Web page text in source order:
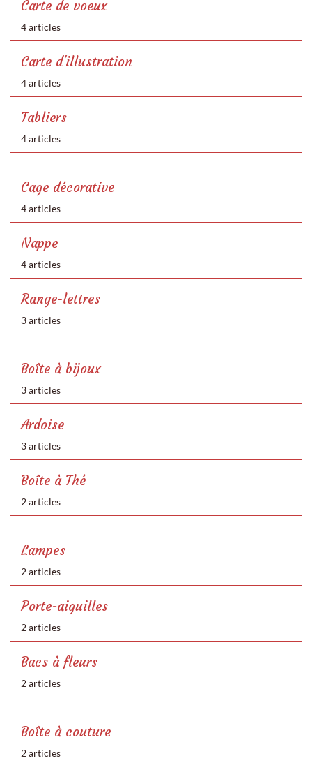
Carte de voeux
4 articles
Carte d'illustration
4 articles
Tabliers
4 articles
Cage décorative
4 articles
Nappe
4 articles
Range-lettres
3 articles
Boîte à bijoux
3 articles
Ardoise
3 articles
Boîte à Thé
2 articles
Lampes
2 articles
Porte-aiguilles
2 articles
Bacs à fleurs
2 articles
Boîte à couture
2 articles